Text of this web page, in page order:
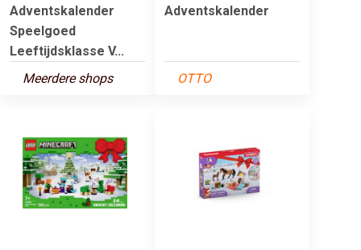
Adventskalender
Speelgoed
Leeftijdsklasse V...
Meerdere shops
Adventskalender
OTTO